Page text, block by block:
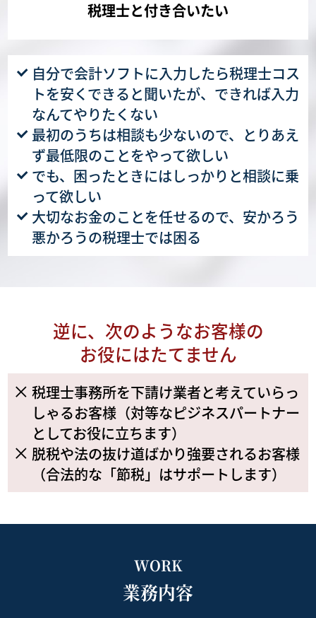
税理士と付き合いたい
自分で会計ソフトに入力したら税理士コス
トを安くできると聞いたが、できれば入力
なんてやりたくない
最初のうちは相談も少ないので、とりあえ
ず最低限のことをやって欲しい
でも、困ったときにはしっかりと相談に乗
って欲しい
大切なお金のことを任せるので、安かろう
悪かろうの税理士では困る
逆に、次のようなお客様の
お役にはたてません
税理士事務所を下請け業者と考えていらっ
しゃるお客様（対等なピジネスパートナー
としてお役に立ちます）
脱税や法の抜け道ばかり強要されるお客様
（合法的な「節税」はサポートします）
WORK
業務内容